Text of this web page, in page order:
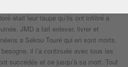
était leur taupe qu’ils ont infiltré a
JMD a fait enlever, livrer et
a Sékou Touré qui en sont morts.
il l’a continuée avec tous les
succédés et ce jusqu’à sa mort. Tout